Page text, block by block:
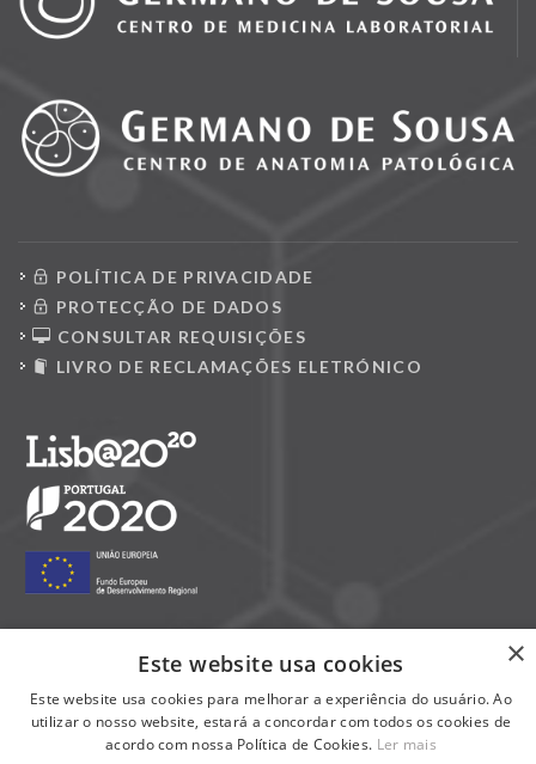
POLÍTICA DE PRIVACIDADE
PROTECÇÃO DE DADOS
CONSULTAR REQUISIÇÕES
LIVRO DE RECLAMAÇÕES ELETRÓNICO
×
Este website usa cookies
Este website usa cookies para melhorar a experiência do usuário. Ao
utilizar o nosso website, estará a concordar com todos os cookies de
acordo com nossa Política de Cookies. Ler mais